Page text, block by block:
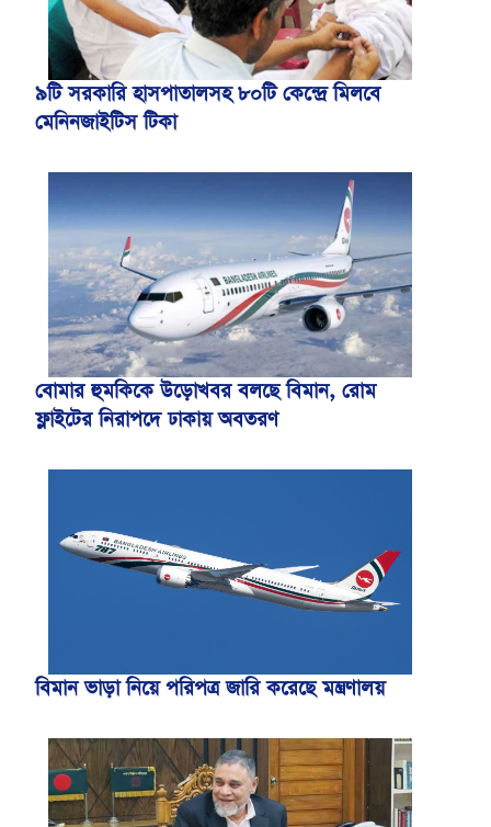
৯টি সরকারি হাসপাতালসহ ৮০টি কেন্দ্রে মিলবে
মেনিনজাইটিস টিকা
বোমার হুমকিকে উড়োখবর বলছে বিমান, রোম
ফ্লাইটের নিরাপদে ঢাকায় অবতরণ
বিমান ভাড়া নিয়ে পরিপত্র জারি করেছে মন্ত্রণালয়